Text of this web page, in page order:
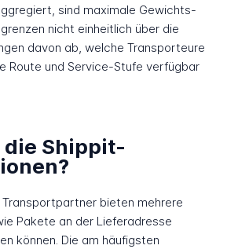
sind maximale Gewichts-
nicht einheitlich über die
davon ab, welche Transporteure
Route und Service-Stufe verfügbar
die Shippit-
Transportpartner bieten mehrere
Pakete an der Lieferadresse
können. Die am häufigsten